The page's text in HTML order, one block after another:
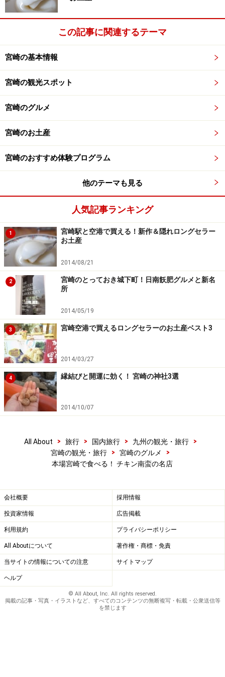
この記事に関連するテーマ
宮崎の基本情報
宮崎の観光スポット
宮崎のグルメ
宮崎のお土産
宮崎のおすすめ体験プログラム
他のテーマも見る
人気記事ランキング
1
宮崎駅と空港で買える！新作＆隠れロングセラー
お土産
2014/08/21
2
宮崎のとっておき城下町！日南飫肥グルメと新名
所
2014/05/19
3 宮崎空港で買えるロングセラーのお土産ベスト3
2014/03/27
4 縁結びと開運に効く！ 宮崎の神社3選
2014/10/07
All About > 旅行 > 国内旅行 > 九州の観光・旅行
>
宮崎の観光・旅行
> 宮崎のグルメ
>
本場宮崎で食べる！ チキン南蛮の名店
会社概要 採用情報
投資家情報 広告掲載
利用規約 プライバシーポリシー
All Aboutについて 著作権・商標・免責
当サイトの情報についての注意 サイトマップ
ヘルプ
© All About, Inc. All rights reserved.
掲載の記事・写真・イラストなど、すべてのコンテンツの無断複写・転載・公衆送信等
を禁じます